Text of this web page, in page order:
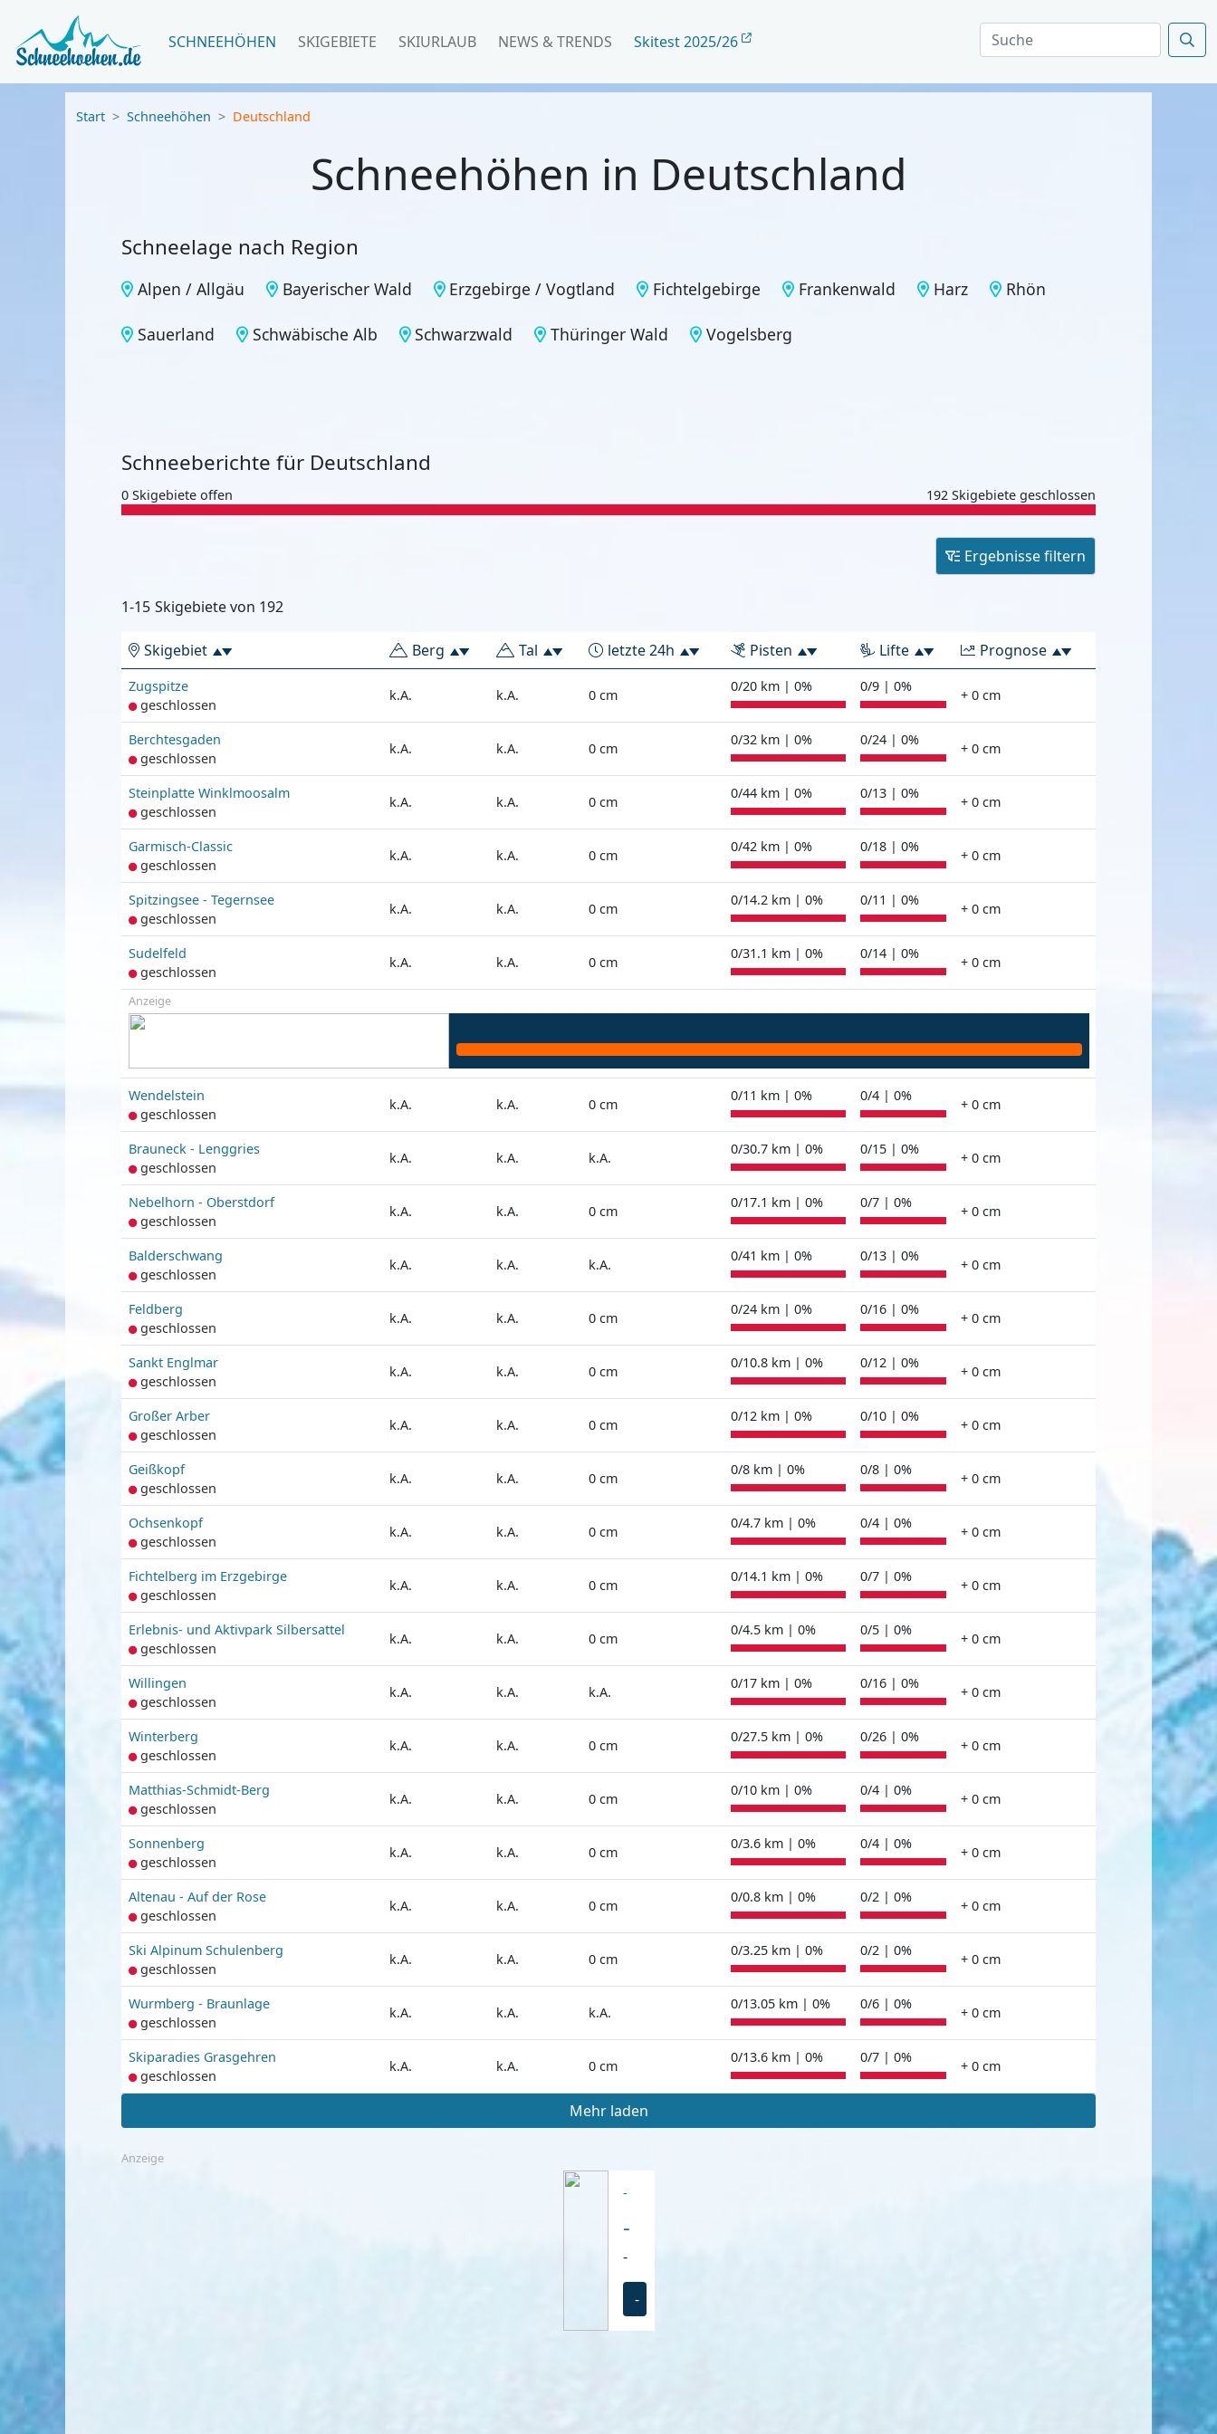
SCHNEEHÖHEN SKIGEBIETE SKIURLAUB NEWS & TRENDS Skitest 2025/26
Start Schneehöhen Deutschland
Schneehöhen in Deutschland
Schneelage nach Region
Alpen / Allgäu Bayerischer Wald Erzgebirge / Vogtland Fichtelgebirge Frankenwald Harz Rhön
Sauerland Schwäbische Alb Schwarzwald Thüringer Wald Vogelsberg
Schneeberichte für Deutschland
0 Skigebiete offen 192 Skigebiete geschlossen
Ergebnisse filtern
1-15 Skigebiete von 192
Skigebiet Berg Tal letzte 24h Pisten Lifte Prognose
Zugspitze
geschlossen
k.A. k.A. 0 cm
0/20 km | 0% 0/9 | 0%
+ 0 cm
Berchtesgaden
geschlossen
k.A. k.A. 0 cm
0/32 km | 0% 0/24 | 0%
+ 0 cm
Steinplatte Winklmoosalm
geschlossen
k.A. k.A. 0 cm
0/44 km | 0% 0/13 | 0%
+ 0 cm
Garmisch-Classic
geschlossen
k.A. k.A. 0 cm
0/42 km | 0% 0/18 | 0%
+ 0 cm
Spitzingsee - Tegernsee
geschlossen
k.A. k.A. 0 cm
0/14.2 km | 0% 0/11 | 0%
+ 0 cm
Sudelfeld
geschlossen
k.A. k.A. 0 cm
0/31.1 km | 0% 0/14 | 0%
+ 0 cm
Anzeige
Wendelstein
geschlossen
k.A. k.A. 0 cm
0/11 km | 0% 0/4 | 0%
+ 0 cm
Brauneck - Lenggries
geschlossen
k.A. k.A. k.A.
0/30.7 km | 0% 0/15 | 0%
+ 0 cm
Nebelhorn - Oberstdorf
geschlossen
k.A. k.A. 0 cm
0/17.1 km | 0% 0/7 | 0%
+ 0 cm
Balderschwang
geschlossen
k.A. k.A. k.A.
0/41 km | 0% 0/13 | 0%
+ 0 cm
Feldberg
geschlossen
k.A. k.A. 0 cm
0/24 km | 0% 0/16 | 0%
+ 0 cm
Sankt Englmar
geschlossen
k.A. k.A. 0 cm
0/10.8 km | 0% 0/12 | 0%
+ 0 cm
Großer Arber
geschlossen
k.A. k.A. 0 cm
0/12 km | 0% 0/10 | 0%
+ 0 cm
Geißkopf
geschlossen
k.A. k.A. 0 cm
0/8 km | 0% 0/8 | 0%
+ 0 cm
Ochsenkopf
geschlossen
k.A. k.A. 0 cm
0/4.7 km | 0% 0/4 | 0%
+ 0 cm
Fichtelberg im Erzgebirge
geschlossen
k.A. k.A. 0 cm
0/14.1 km | 0% 0/7 | 0%
+ 0 cm
Erlebnis- und Aktivpark Silbersattel
geschlossen
k.A. k.A. 0 cm
0/4.5 km | 0% 0/5 | 0%
+ 0 cm
Willingen
geschlossen
k.A. k.A. k.A.
0/17 km | 0% 0/16 | 0%
+ 0 cm
Winterberg
geschlossen
k.A. k.A. 0 cm
0/27.5 km | 0% 0/26 | 0%
+ 0 cm
Matthias-Schmidt-Berg
geschlossen
k.A. k.A. 0 cm
0/10 km | 0% 0/4 | 0%
+ 0 cm
Sonnenberg
geschlossen
k.A. k.A. 0 cm
0/3.6 km | 0% 0/4 | 0%
+ 0 cm
Altenau - Auf der Rose
geschlossen
k.A. k.A. 0 cm
0/0.8 km | 0% 0/2 | 0%
+ 0 cm
Ski Alpinum Schulenberg
geschlossen
k.A. k.A. 0 cm
0/3.25 km | 0% 0/2 | 0%
+ 0 cm
Wurmberg - Braunlage
geschlossen
k.A. k.A. k.A.
0/13.05 km | 0% 0/6 | 0%
+ 0 cm
Skiparadies Grasgehren
geschlossen
k.A. k.A. 0 cm
0/13.6 km | 0% 0/7 | 0%
+ 0 cm
Mehr laden
Anzeige
-
-
-
-